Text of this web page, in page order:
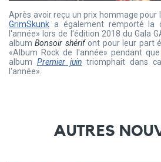
Après avoir reçu un prix hommage pour
GrimSkunk a également remporté la
l'année» lors de l'édition 2018 du Gala
albumBonsoir shérifont pour leur part
«Album Rock de l'année» pendant que
album Premier juin triomphait dans
l'année».
AUTRES